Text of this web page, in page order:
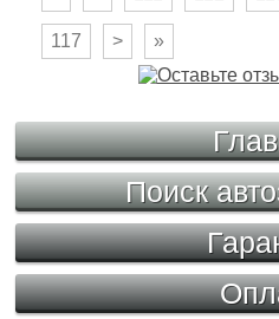
117 > »
Поиск